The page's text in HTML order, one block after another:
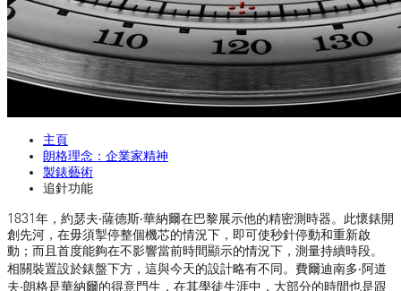
主頁
朗格理念：企業家精神
製錶藝術
追針功能
1831年，約瑟夫‧薩德斯‧華納爾在巴黎展示他的精密測時器。此懷錶開
創先河，在毋須掣停整個機芯的情況下，即可使秒針停動和重新啟
動；而且首度能夠在不影響當前時間顯示的情況下，測量持續時段。
相關裝置設於錶盤下方，這與今天的設計略有不同。費爾迪南多‧阿道
夫‧朗格是華納爾的得意門生，在其學徒生涯中，大部分的時間也是跟